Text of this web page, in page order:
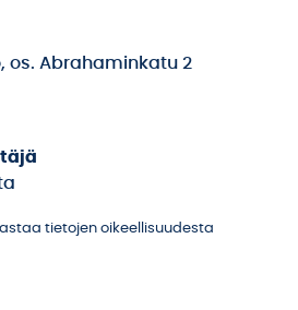
os. Abrahaminkatu 2
tietojen oikeellisuudesta